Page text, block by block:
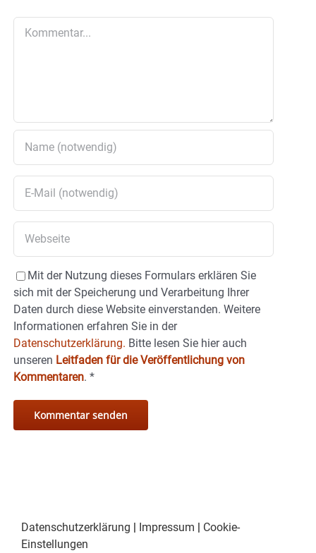
Mit der Nutzung dieses Formulars erklären Sie
sich mit der Speicherung und Verarbeitung Ihrer
Daten durch diese Website einverstanden. Weitere
Informationen erfahren Sie in der
Datenschutzerklärung. Bitte lesen Sie hier auch
unseren Leitfaden für die Veröffentlichung von
Kommentaren. *
Datenschutzerklärung | Impressum | Cookie-
Einstellungen